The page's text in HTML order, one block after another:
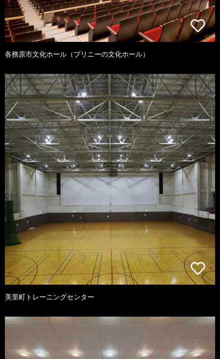
各務原市文化ホール（プリニーの文化ホール）
美里町トレーニングセンター